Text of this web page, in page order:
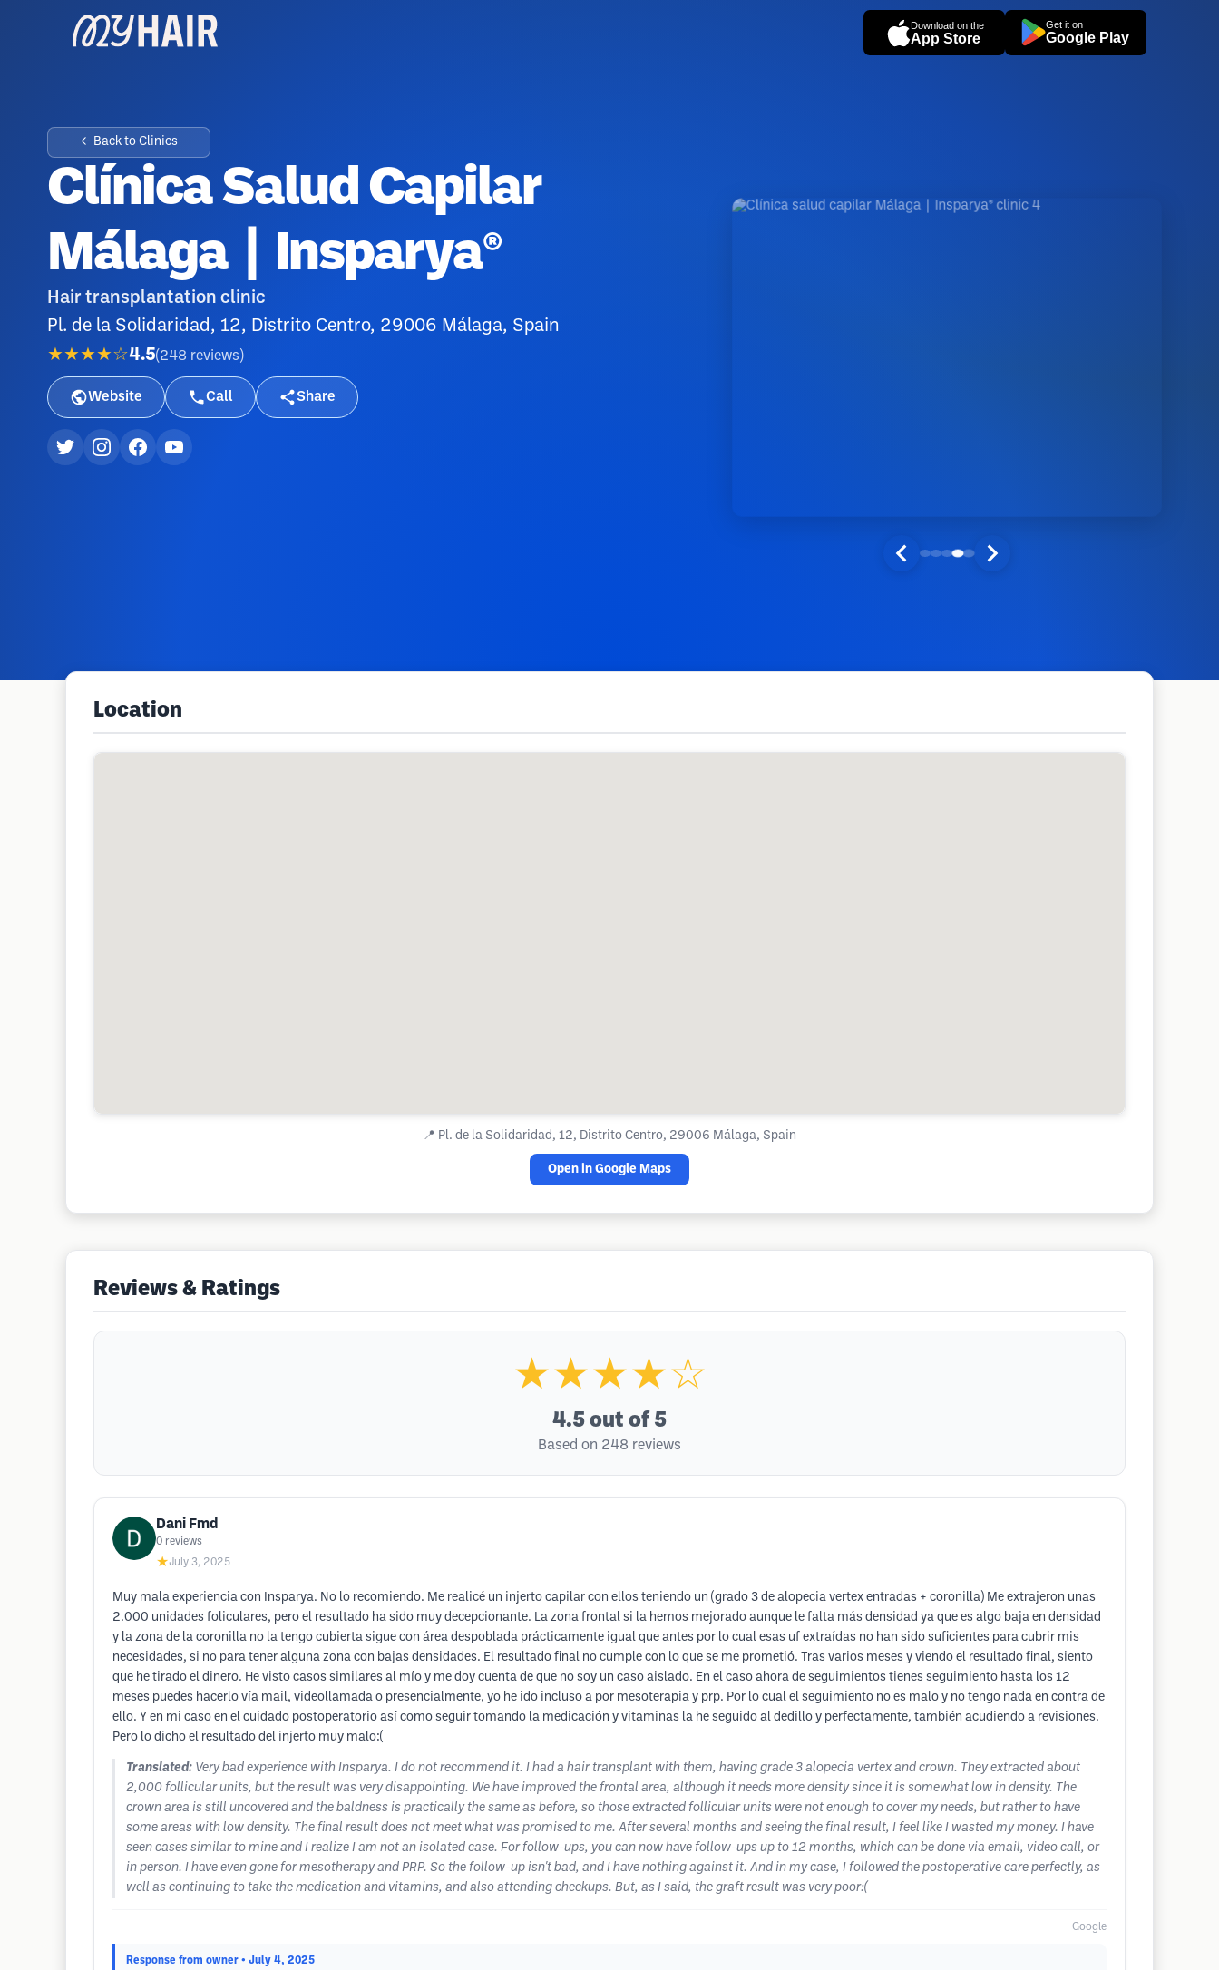
Download on the
App Store
Get it on
Google Play
← Back to Clinics
Clínica Salud Capilar
Málaga | Insparya®
Hair transplantation clinic
Pl. de la Solidaridad, 12, Distrito Centro, 29006 Málaga, Spain
★★★★☆4.5(248 reviews )
Website Call Share
Location
📍 Pl. de la Solidaridad, 12, Distrito Centro, 29006 Málaga, Spain
Open in Google Maps
Reviews & Ratings
★★★★☆
4.5 out of 5
Based on 248 reviews
Dani Fmd
0 reviews
★July 3, 2025
Muy mala experiencia con Insparya. No lo recomiendo. Me realicé un injerto capilar con ellos teniendo un (grado 3 de alopecia vertex entradas + coronilla) Me extrajeron unas
2.000 unidades foliculares, pero el resultado ha sido muy decepcionante. La zona frontal si la hemos mejorado aunque le falta más densidad ya que es algo baja en densidad
y la zona de la coronilla no la tengo cubierta sigue con área despoblada prácticamente igual que antes por lo cual esas uf extraídas no han sido suficientes para cubrir mis
necesidades, si no para tener alguna zona con bajas densidades. El resultado final no cumple con lo que se me prometió. Tras varios meses y viendo el resultado final, siento
que he tirado el dinero. He visto casos similares al mío y me doy cuenta de que no soy un caso aislado. En el caso ahora de seguimientos tienes seguimiento hasta los 12
meses puedes hacerlo vía mail, videollamada o presencialmente, yo he ido incluso a por mesoterapia y prp. Por lo cual el seguimiento no es malo y no tengo nada en contra de
ello. Y en mi caso en el cuidado postoperatorio así como seguir tomando la medicación y vitaminas la he seguido al dedillo y perfectamente, también acudiendo a revisiones.
Pero lo dicho el resultado del injerto muy malo:(
Translated: Very bad experience with Insparya. I do not recommend it. I had a hair transplant with them, having grade 3 alopecia vertex and crown. They extracted about
2,000 follicular units, but the result was very disappointing. We have improved the frontal area, although it needs more density since it is somewhat low in density. The
crown area is still uncovered and the baldness is practically the same as before, so those extracted follicular units were not enough to cover my needs, but rather to have
some areas with low density. The final result does not meet what was promised to me. After several months and seeing the final result, I feel like I wasted my money. I have
seen cases similar to mine and I realize I am not an isolated case. For follow-ups, you can now have follow-ups up to 12 months, which can be done via email, video call, or
in person. I have even gone for mesotherapy and PRP. So the follow-up isn't bad, and I have nothing against it. And in my case, I followed the postoperative care perfectly, as
well as continuing to take the medication and vitamins, and also attending checkups. But, as I said, the graft result was very poor:(
Google
Response from owner • July 4, 2025